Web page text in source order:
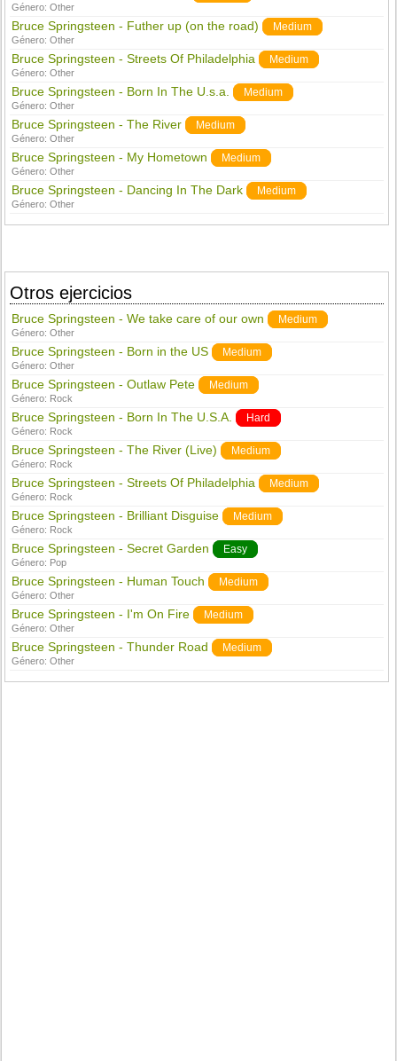
Género:Other
Bruce Springsteen - Futher up (on the road) Medium
Género:Other
Bruce Springsteen - Streets Of Philadelphia Medium
Género:Other
Bruce Springsteen - Born In The U.s.a. Medium
Género:Other
Bruce Springsteen - The River Medium
Género:Other
Bruce Springsteen - My Hometown Medium
Género:Other
Bruce Springsteen - Dancing In The Dark Medium
Género:Other
Otros ejercicios
Bruce Springsteen - We take care of our own Medium
Género:Other
Bruce Springsteen - Born in the US Medium
Género:Other
Bruce Springsteen - Outlaw Pete Medium
Género: Rock
Bruce Springsteen - Born In The U.S.A. Hard
Género: Rock
Bruce Springsteen - The River (Live) Medium
Género: Rock
Bruce Springsteen - Streets Of Philadelphia Medium
Género: Rock
Bruce Springsteen - Brilliant Disguise Medium
Género: Rock
Bruce Springsteen - Secret Garden Easy
Género: Pop
Bruce Springsteen - Human Touch Medium
Género:Other
Bruce Springsteen - I'm On Fire Medium
Género:Other
Bruce Springsteen - Thunder Road Medium
Género:Other